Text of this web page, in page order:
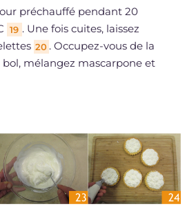
préchauffé pendant 20
19 . Une fois cuites, laissez
20 . Occupez-vous de la
mélangez mascarpone et